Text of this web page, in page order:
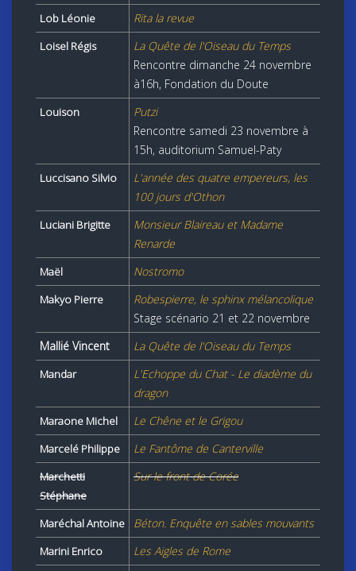
Lob Léonie Rita la revue
Loisel Régis
La Quête de l'Oiseau du Temps
Rencontre dimanche 24 novembre
à16h, Fondation du Doute
Louison
Putzi
Rencontre samedi 23 novembre à
15h, auditorium Samuel-Paty
Luccisano Silvio
L'année des quatre empereurs, les
100 jours d'Othon
Luciani Brigitte
Monsieur Blaireau et Madame
Renarde
Maël Nostromo
Makyo Pierre
Robespierre, le sphinx mélancolique
Stage scénario 21 et 22 novembre
Mallié Vincent
La Quête de l'Oiseau du Temps
Mandar
L'Echoppe du Chat - Le diadème du
dragon
Maraone Michel Le Chêne et le Grigou
Marcelé Philippe Le Fantôme de Canterville
Marchetti
Stéphane
Sur le front de Corée
Maréchal Antoine Béton. Enquête en sables mouvants
Marini Enrico
Les Aigles de Rome